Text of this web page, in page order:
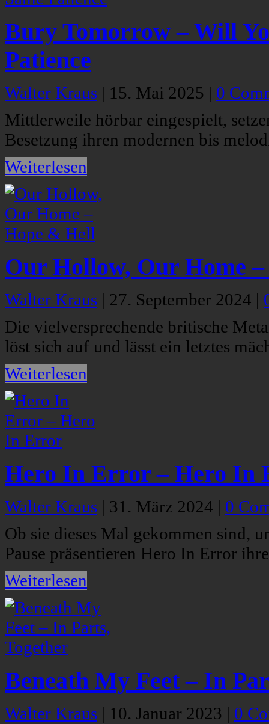
Bury Tomorrow – Will
Patience
Walter Kraus | 15. Mai 2025 | 0
Mittlerweile hörbar eingespielt,
Besetzung ihren modernen bis
Weiterlesen
Our Hollow, Our Home
Walter Kraus | 27. September 2024 |
Die vielversprechende britische
löst sich auf und lässt ein letztes
Weiterlesen
Hero In Error – Hero In
Walter Kraus | 31. März 2024 | 0
Ob sie dieses Mal gekommen sind,
Pause präsentieren Hero In Error
Weiterlesen
Beneath My Feet – In
Walter Kraus | 10. Januar 2023 | 0